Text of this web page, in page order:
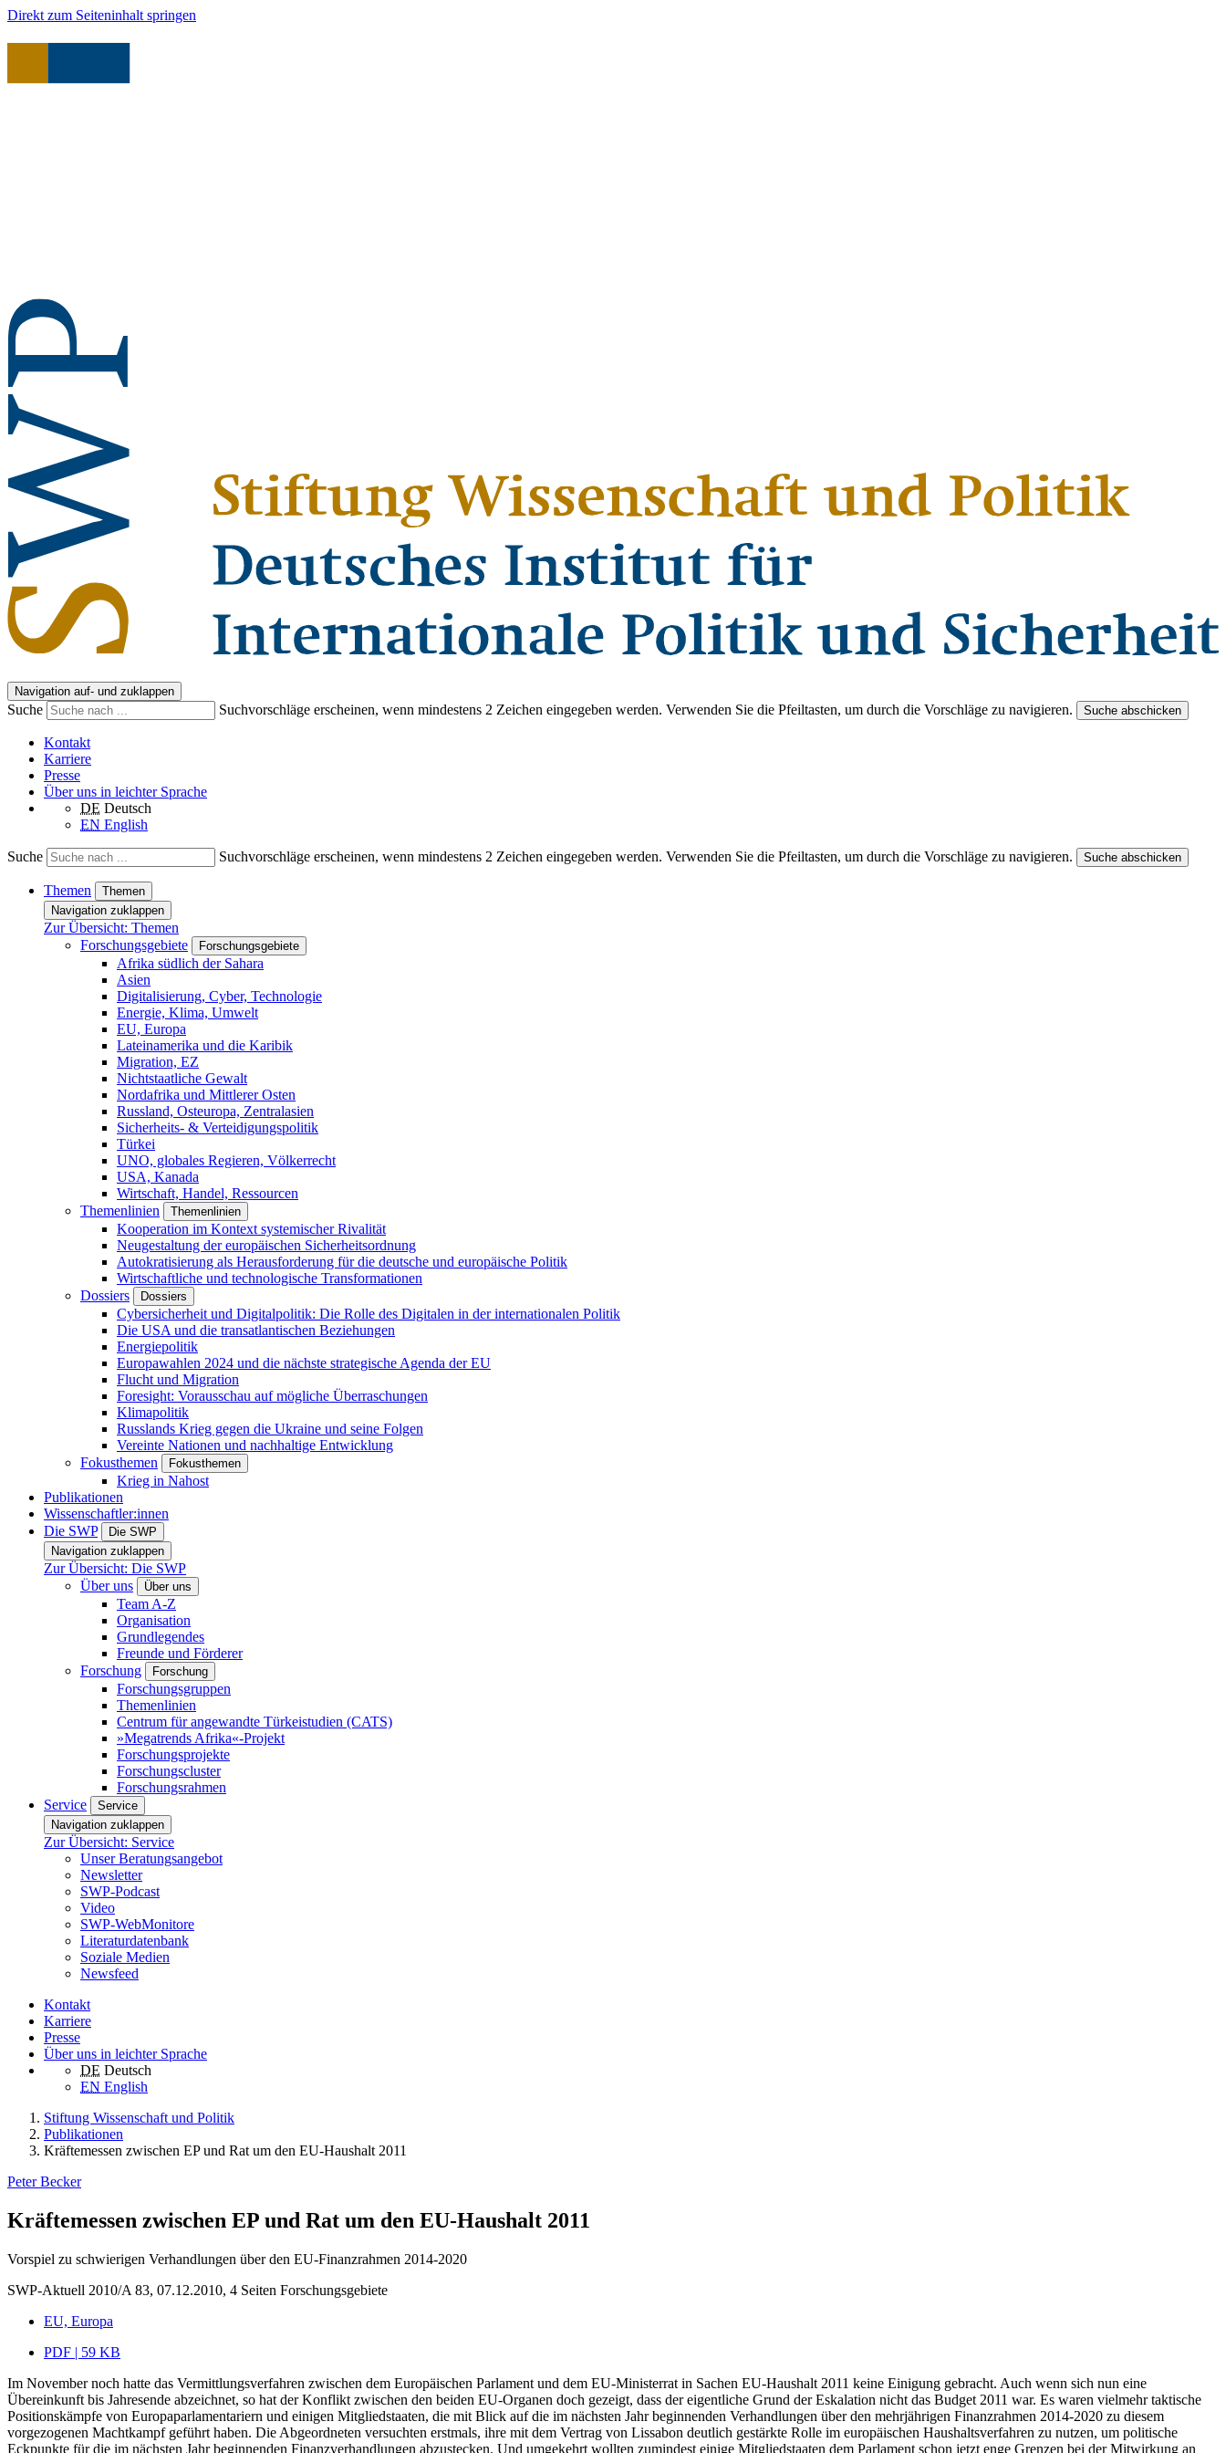
Direkt zum Seiteninhalt springen
Navigation auf- und zuklappen
Suche Suchvorschläge erscheinen, wenn mindestens 2 Zeichen eingegeben werden. Verwenden Sie die Pfeiltasten, um durch die Vorschläge zu navigieren. Suche abschicken
Kontakt
Karriere
Presse
Über uns in leichter Sprache
DE Deutsch
EN English
Suche Suchvorschläge erscheinen, wenn mindestens 2 Zeichen eingegeben werden. Verwenden Sie die Pfeiltasten, um durch die Vorschläge zu navigieren. Suche abschicken
Themen
Themen
Navigation zuklappen
Zur Übersicht: Themen
Forschungsgebiete
Forschungsgebiete
Afrika südlich der Sahara
Asien
Digitalisierung, Cyber, Technologie
Energie, Klima, Umwelt
EU, Europa
Lateinamerika und die Karibik
Migration, EZ
Nichtstaatliche Gewalt
Nordafrika und Mittlerer Osten
Russland, Osteuropa, Zentralasien
Sicherheits- & Verteidigungspolitik
Türkei
UNO, globales Regieren, Völkerrecht
USA, Kanada
Wirtschaft, Handel, Ressourcen
Themenlinien
Themenlinien
Kooperation im Kontext systemischer Rivalität
Neugestaltung der europäischen Sicherheitsordnung
Autokratisierung als Herausforderung für die deutsche und europäische Politik
Wirtschaftliche und technologische Transformationen
Dossiers
Dossiers
Cybersicherheit und Digitalpolitik: Die Rolle des Digitalen in der internationalen Politik
Die USA und die transatlantischen Beziehungen
Energiepolitik
Europawahlen 2024 und die nächste strategische Agenda der EU
Flucht und Migration
Foresight: Vorausschau auf mögliche Überraschungen
Klimapolitik
Russlands Krieg gegen die Ukraine und seine Folgen
Vereinte Nationen und nachhaltige Entwicklung
Fokusthemen
Fokusthemen
Krieg in Nahost
Publikationen
Wissenschaftler:innen
Die SWP
Die SWP
Navigation zuklappen
Zur Übersicht: Die SWP
Über uns
Über uns
Team A-Z
Organisation
Grundlegendes
Freunde und Förderer
Forschung
Forschung
Forschungsgruppen
Themenlinien
Centrum für angewandte Türkeistudien (CATS)
»Megatrends Afrika«-Projekt
Forschungsprojekte
Forschungscluster
Forschungsrahmen
Service
Service
Navigation zuklappen
Zur Übersicht: Service
Unser Beratungsangebot
Newsletter
SWP-Podcast
Video
SWP-WebMonitore
Literaturdatenbank
Soziale Medien
Newsfeed
Kontakt
Karriere
Presse
Über uns in leichter Sprache
DE Deutsch
EN English
Stiftung Wissenschaft und Politik
Publikationen
Kräftemessen zwischen EP und Rat um den EU-Haushalt 2011
Peter Becker
Kräftemessen zwischen EP und Rat um den EU-Haushalt 2011
Vorspiel zu schwierigen Verhandlungen über den EU-Finanzrahmen 2014-2020
SWP-Aktuell 2010/A 83, 07.12.2010, 4 Seiten Forschungsgebiete
EU, Europa
PDF | 59 KB
Im November noch hatte das Vermittlungsverfahren zwischen dem Europäischen Parlament und dem EU-Ministerrat in Sachen EU-Haushalt 2011 keine Einigung gebracht. Auch wenn sich nun eine
Übereinkunft bis Jahresende abzeichnet, so hat der Konflikt zwischen den beiden EU-Organen doch gezeigt, dass der eigentliche Grund der Eskalation nicht das Budget 2011 war. Es waren vielmehr taktische
Positionskämpfe von Europaparlamentariern und einigen Mitgliedstaaten, die mit Blick auf die im nächsten Jahr beginnenden Verhandlungen über den mehrjährigen Finanzrahmen 2014-2020 zu diesem
vorgezogenen Machtkampf geführt haben. Die Abgeordneten versuchten erstmals, ihre mit dem Vertrag von Lissabon deutlich gestärkte Rolle im europäischen Haushaltsverfahren zu nutzen, um politische
Eckpunkte für die im nächsten Jahr beginnenden Finanzverhandlungen abzustecken. Und umgekehrt wollten zumindest einige Mitgliedstaaten dem Parlament schon jetzt enge Grenzen bei der Mitwirkung an